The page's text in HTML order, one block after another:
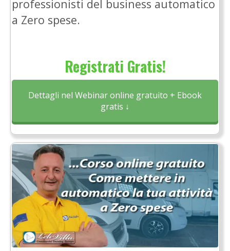
professionisti del business automatico
a Zero spese.
Registrati Gratis!
Dettagli nel Webinar online gratuito + Ebook
gratis ↓